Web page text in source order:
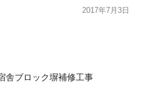
2017年7月3日
舎ブロック塀補修工事